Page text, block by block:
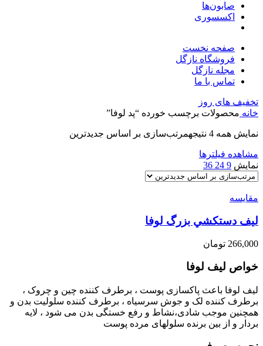
صابون‌ها
اکسسوری
صفحه نخست
فروشگاه نازگل
مجله نازگل
تماس با ما
تخفیف های روز
خانه محصولات برچسب خورده “پد لوفا”
نمایش همه 4 نتیجه مرتب‌سازی بر اساس جدیدترین
مشاهده فیلترها
نمایش 9
24
36
مقایسه
ليف دستكشي بزرگ لوفا
266,000 تومان
خواص ليف لوفا
ليف لوفا باعث پاکسازی پوست ، برطرف کننده چین و چروک ،
برطرف کننده لک و جوش سرسیاه ، برطرف کننده سلولیت بدن و
همچنین موجب شادی،نشاط و رفع خستگی بدن می شود ، لایه
بردار و از بین برنده سلولهای مرده پوست